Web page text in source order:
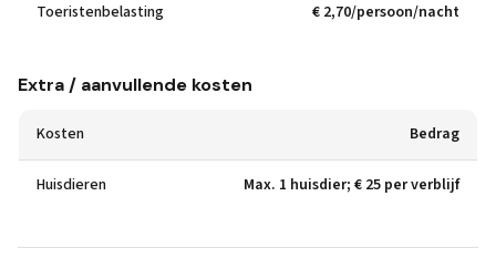
Toeristenbelasting € 2,70/persoon/nacht
Extra / aanvullende kosten
Kosten Bedrag
Huisdieren Max. 1 huisdier; € 25 per verblijf